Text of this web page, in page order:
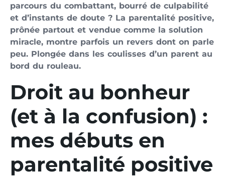
parcours du combattant, bourré de culpabilité
et d’instants de doute ? La parentalité positive,
prônée partout et vendue comme la solution
miracle, montre parfois un revers dont on parle
peu. Plongée dans les coulisses d’un parent au
bord du rouleau.
Droit au bonheur
(et à la confusion) :
mes débuts en
parentalité positive